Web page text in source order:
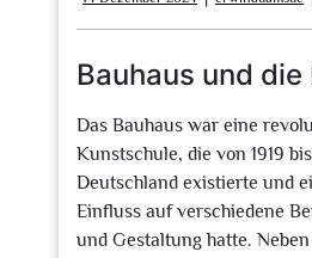
Dezember
2024
Bauhaus und
Das Bauhaus war eine
Kunstschule, die von 1919
Deutschland existierte und
Einfluss auf verschiedene
und Gestaltung hatte.